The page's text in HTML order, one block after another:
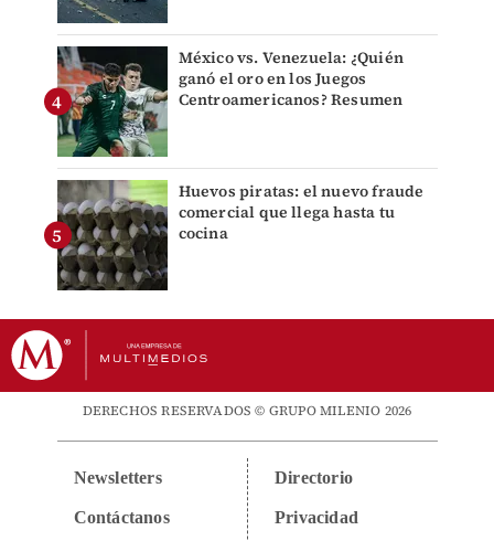
México vs. Venezuela: ¿Quién
ganó el oro en los Juegos
Centroamericanos? Resumen
Huevos piratas: el nuevo fraude
comercial que llega hasta tu
cocina
DERECHOS RESERVADOS © GRUPO MILENIO 2026
Newsletters
Contáctanos
Directorio
Privacidad